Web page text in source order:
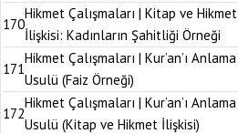
170
Hikmet Çalışmaları | Kitap ve Hikmet
İlişkisi: Kadınların Şahitliği Örneği
171
Hikmet Çalışmaları | Kur’an’ı Anlama
Usulü (Faiz Örneği)
172
Hikmet Çalışmaları | Kur’an’ı Anlama
Usulü (Kitap ve Hikmet İlişkisi)